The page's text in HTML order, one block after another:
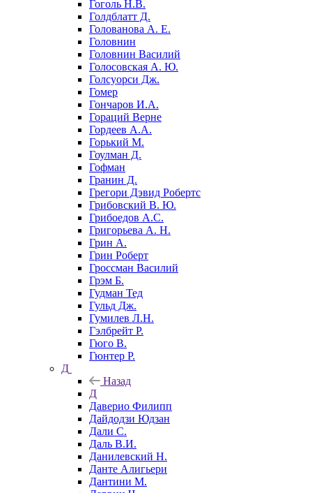
Гоголь Н.В.
Голдблатт Д.
Голованова А. Е.
Головнин
Головнин Василий
Голосовская А. Ю.
Голсуорси Дж.
Гомер
Гончаров И.А.
Гораций Верне
Гордеев А.А.
Горький М.
Гоулман Д.
Гофман
Гранин Д.
Грегори Дэвид Робертс
Грибовский В. Ю.
Грибоедов А.С.
Григорьева А. Н.
Грин А.
Грин Роберт
Гроссман Василий
Грэм Б.
Гудман Тед
Гульд Дж.
Гумилев Л.Н.
Гэлбрейт Р.
Гюго В.
Гюнтер Р.
Д
Назад
Д
Даверио Филипп
Дайдодзи Юдзан
Дали С.
Даль В.И.
Данилевский Н.
Данте Алигьери
Дантини М.